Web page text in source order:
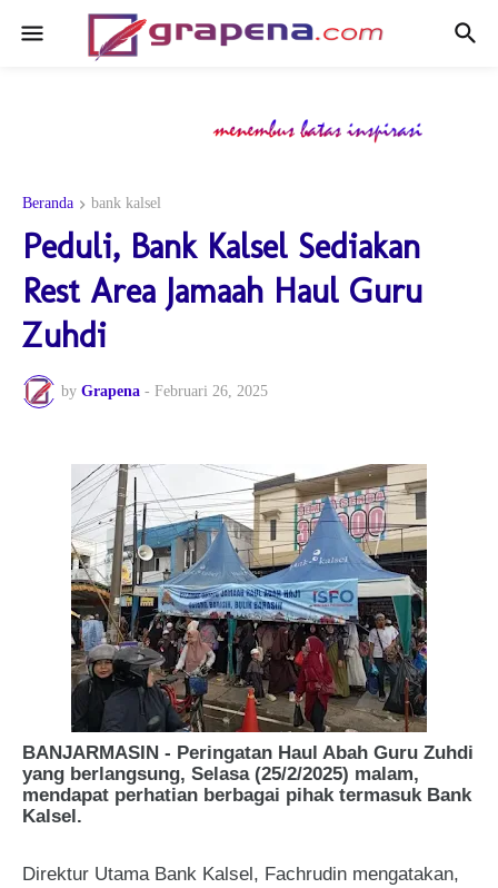
Beranda bank kalsel
Peduli, Bank Kalsel Sediakan
Rest Area Jamaah Haul Guru
Zuhdi
by Grapena - Februari 26, 2025
BANJARMASIN - Peringatan Haul Abah Guru Zuhdi
yang berlangsung, Selasa (25/2/2025) malam,
mendapat perhatian berbagai pihak termasuk Bank
Kalsel.
Direktur Utama Bank Kalsel, Fachrudin mengatakan,